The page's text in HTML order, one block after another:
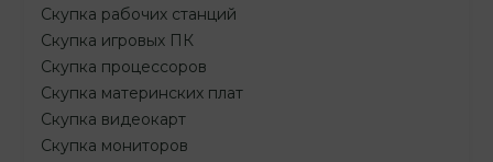
Скупка рабочих станций
Скупка игровых ПК
Скупка процессоров
Скупка материнских плат
Скупка видеокарт
Скупка мониторов